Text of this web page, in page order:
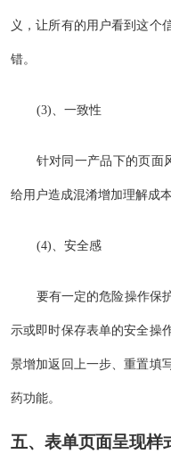
义，让所有的用户看到这个
错。
(3)、一致性
针对同一产品下的页面
给用户造成混淆增加理解成本
(4)、安全感
要有一定的危险操作保
示或即时保存表单的安全操
景增加返回上一步、重置填
药功能。
五、表单页面呈现样